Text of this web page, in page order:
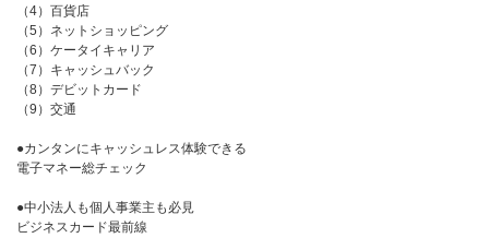
（4）百貨店
（5）ネットショッピング
（6）ケータイキャリア
（7）キャッシュバック
（8）デビットカード
（9）交通
●カンタンにキャッシュレス体験できる
電子マネー総チェック
●中小法人も個人事業主も必見
ビジネスカード最前線